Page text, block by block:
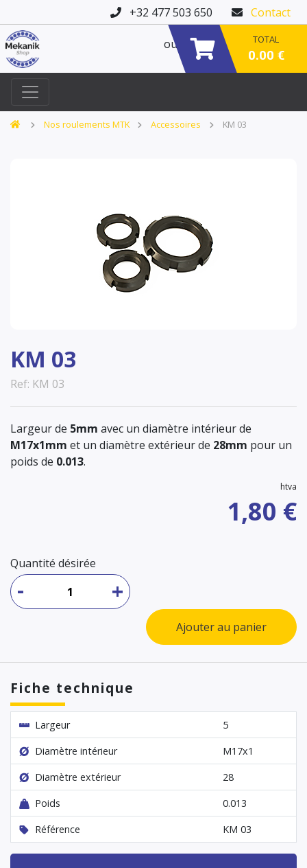
+32 477 503 650 Contact
ou TOTAL
0.00 €
Nos roulements MTK Accessoires KM 03
KM 03
Ref: KM 03
Largeur de 5mm avec un diamètre intérieur de
M17x1mm et un diamètre extérieur de 28mm pour un
poids de 0.013.
htva
1,80 €
Quantité désirée
+
-
Ajouter au panier
Fiche technique
Largeur
5
Diamètre intérieur
M17x1
Diamètre extérieur
28
Poids
0.013
Référence
KM 03